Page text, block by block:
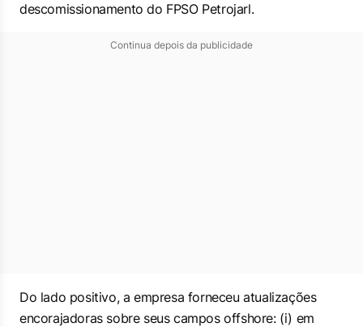
descomissionamento do FPSO Petrojarl.
Continua depois da publicidade
Do lado positivo, a empresa forneceu atualizações
encorajadoras sobre seus campos offshore: (i) em